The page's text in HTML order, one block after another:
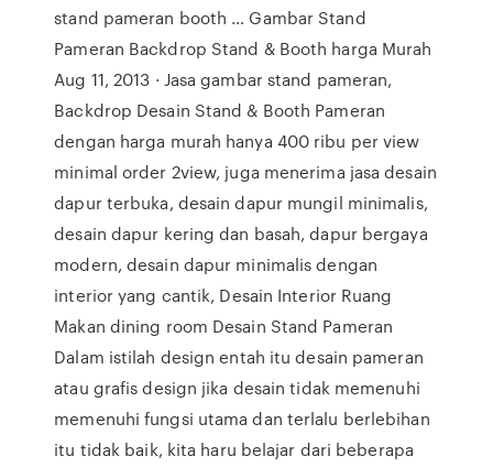
stand pameran booth … Gambar Stand
Pameran Backdrop Stand & Booth harga Murah
Aug 11, 2013 · Jasa gambar stand pameran,
Backdrop Desain Stand & Booth Pameran
dengan harga murah hanya 400 ribu per view
minimal order 2view, juga menerima jasa desain
dapur terbuka, desain dapur mungil minimalis,
desain dapur kering dan basah, dapur bergaya
modern, desain dapur minimalis dengan
interior yang cantik, Desain Interior Ruang
Makan dining room Desain Stand Pameran
Dalam istilah design entah itu desain pameran
atau grafis design jika desain tidak memenuhi
memenuhi fungsi utama dan terlalu berlebihan
itu tidak baik, kita haru belajar dari beberapa